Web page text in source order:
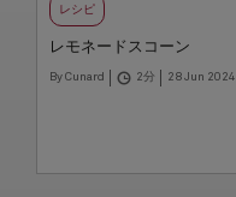
レシピ
レモネードスコーン
By Cunard 2分 28 Jun 2024